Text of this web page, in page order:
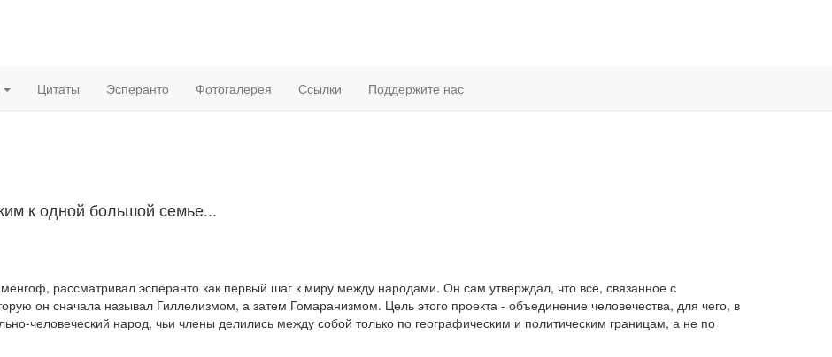
Цитаты Эсперанто Фотогалерея Ссылки Поддержите нас
к одной большой семье...
рассматривал эсперанто как первый шаг к миру между народами. Он сам утверждал, что всё, связанное с
он сначала называл Гиллелизмом, а затем Гомаранизмом. Цель этого проекта - объединение человечества, для чего, в
человеческий народ, чьи члены делились между собой только по географическим и политическим границам, а не по